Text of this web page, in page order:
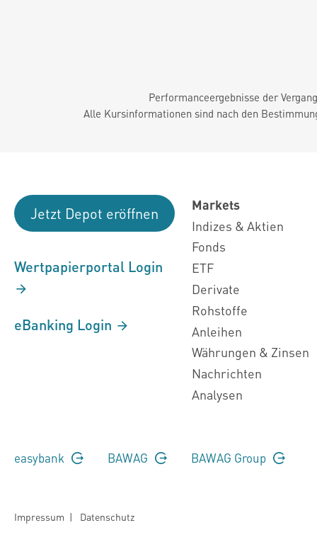
Performanceergebnisse der
Alle Kursinformationen sind nach den
Jetzt Depot eröffnen
Wertpapierportal Login
eBanking Login
Markets
Indizes & Aktien
Fonds
ETF
Derivate
Rohstoffe
Anleihen
Währungen & Zinsen
Nachrichten
Analysen
easybank BAWAG BAWAG Group
Impressum | Datenschutz